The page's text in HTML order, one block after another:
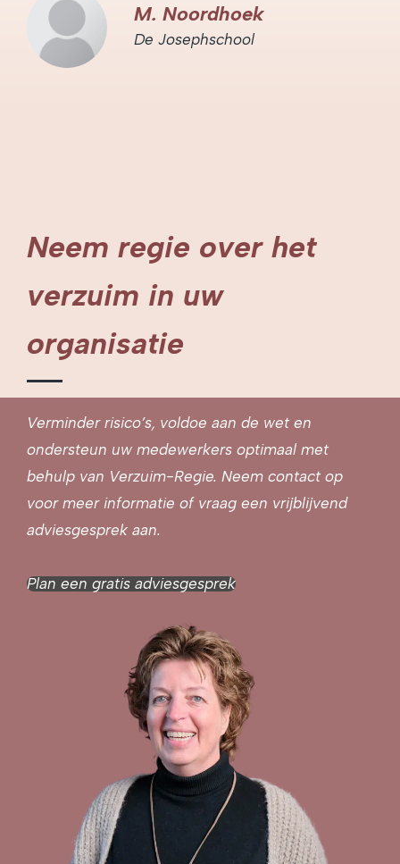
M. Noordhoek
De Josephschool
Neem regie over het
verzuim in uw
organisatie
Verminder risico’s, voldoe aan de wet en
ondersteun uw medewerkers optimaal met
behulp van Verzuim-Regie. Neem contact op
voor meer informatie of vraag een vrijblijvend
adviesgesprek aan.
Plan een gratis adviesgesprek